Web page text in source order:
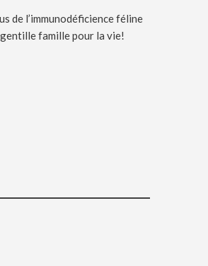
de l’immunodéficience féline
famille pour la vie!